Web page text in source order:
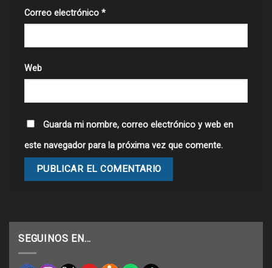
Correo electrónico *
Web
Guarda mi nombre, correo electrónico y web en
este navegador para la próxima vez que comente.
SEGUINOS EN…